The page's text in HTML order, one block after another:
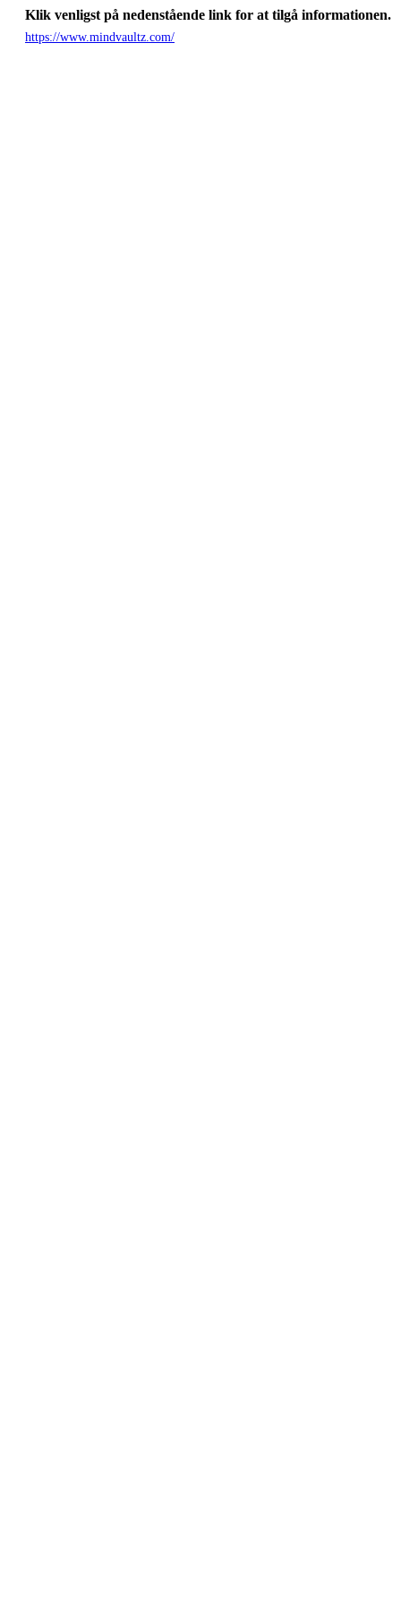
Klik venligst på nedenstående link for at tilgå informationen.
https://www.mindvaultz.com/